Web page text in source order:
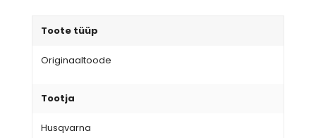
Toote tüüp
Originaaltoode
Tootja
Husqvarna